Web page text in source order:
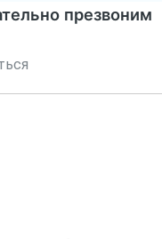
презвоним